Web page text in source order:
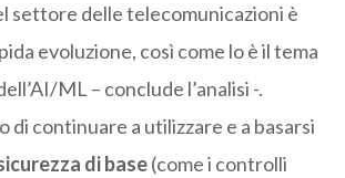
settore delle telecomunicazioni è
evoluzione, così come lo è il tema
ML – conclude l’analisi -.
di continuare a utilizzare e a basarsi
di base(come i controlli